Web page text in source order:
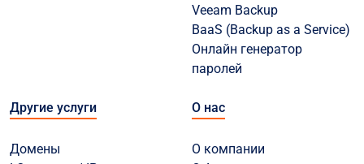
Veeam Backup
BaaS (Backup as a Service)
Онлайн генератор
паролей
Другие услуги
Домены
О нас
О компании